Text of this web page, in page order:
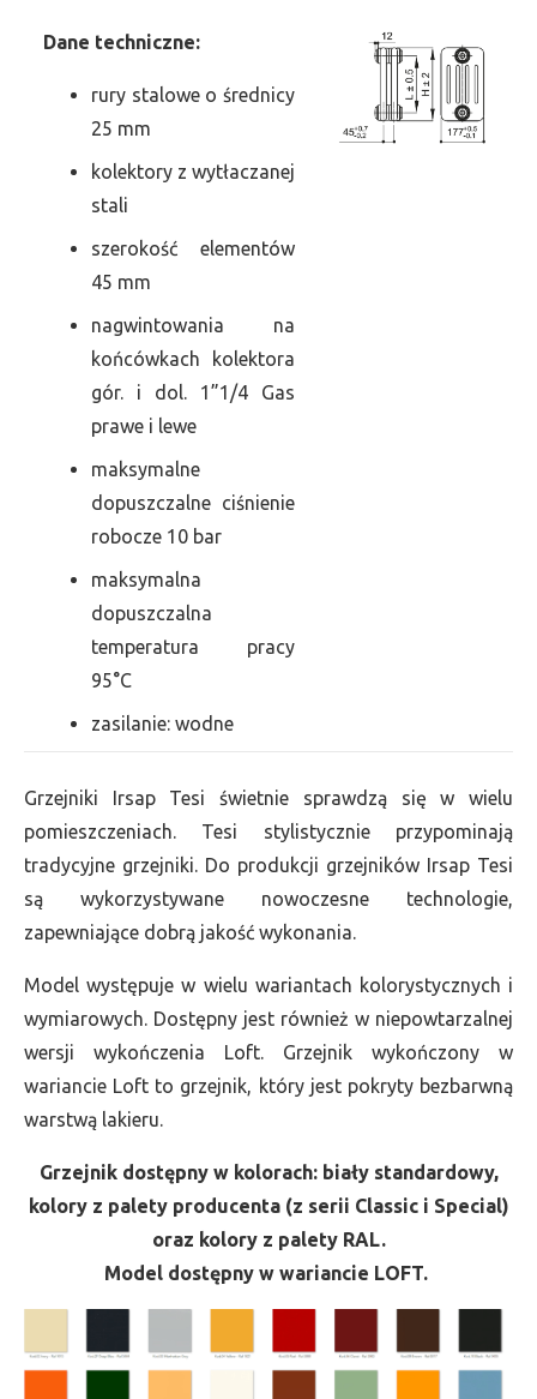
Dane techniczne:
rury stalowe o średnicy
25 mm
kolektory z wytłaczanej
stali
szerokość elementów
45 mm
nagwintowania na
końcówkach kolektora
gór. i dol. 1”1/4 Gas
prawe i lewe
maksymalne
dopuszczalne ciśnienie
robocze 10 bar
maksymalna
dopuszczalna
temperatura pracy
95°C
zasilanie: wodne
Grzejniki Irsap Tesi świetnie sprawdzą się w wielu
pomieszczeniach. Tesi stylistycznie przypominają
tradycyjne grzejniki. Do produkcji grzejników Irsap Tesi
są wykorzystywane nowoczesne technologie,
zapewniające dobrą jakość wykonania.
Model występuje w wielu wariantach kolorystycznych i
wymiarowych. Dostępny jest również w niepowtarzalnej
wersji wykończenia Loft. Grzejnik wykończony w
wariancie Loft to grzejnik, który jest pokryty bezbarwną
warstwą lakieru.
Grzejnik dostępny w kolorach: biały standardowy,
kolory z palety producenta (z serii Classic i Special)
oraz kolory z palety RAL.
Model dostępny w wariancie LOFT.